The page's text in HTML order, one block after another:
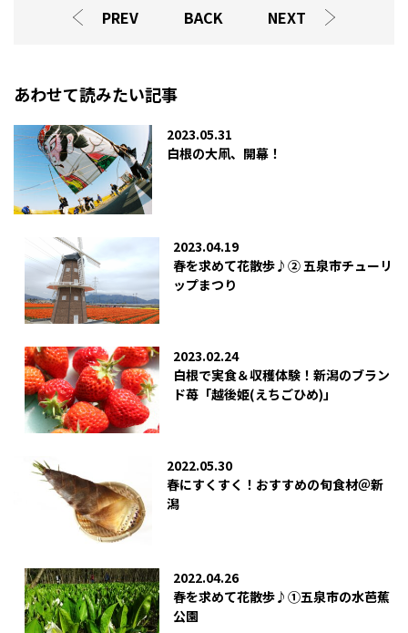
PREV BACK NEXT
あわせて読みたい記事
2023.05.31
白根の大凧、開幕！
2023.04.19
春を求めて花散歩♪② 五泉市チューリ
ップまつり
2023.02.24
白根で実食＆収穫体験！新潟のブラン
ド苺「越後姫(えちごひめ)」
2022.05.30
春にすくすく！おすすめの旬食材＠新
潟
2022.04.26
春を求めて花散歩♪①五泉市の水芭蕉
公園